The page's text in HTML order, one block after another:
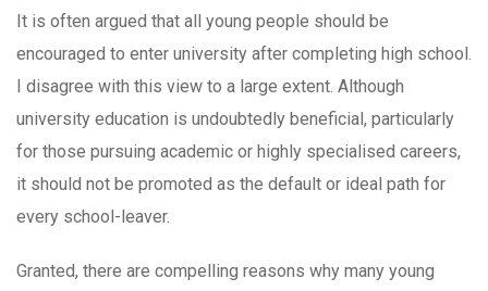
It is often argued that all young people should be
encouraged to enter university after completing high school.
I disagree with this view to a large extent. Although
university education is undoubtedly beneficial, particularly
for those pursuing academic or highly specialised careers,
it should not be promoted as the default or ideal path for
every school-leaver.
Granted, there are compelling reasons why many young